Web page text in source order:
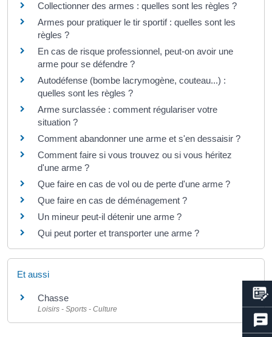
Collectionner des armes : quelles sont les règles ?
Armes pour pratiquer le tir sportif : quelles sont les
règles ?
En cas de risque professionnel, peut-on avoir une
arme pour se défendre ?
Autodéfense (bombe lacrymogène, couteau...) :
quelles sont les règles ?
Arme surclassée : comment régulariser votre
situation ?
Comment abandonner une arme et s'en dessaisir ?
Comment faire si vous trouvez ou si vous héritez
d'une arme ?
Que faire en cas de vol ou de perte d'une arme ?
Que faire en cas de déménagement ?
Un mineur peut-il détenir une arme ?
Qui peut porter et transporter une arme ?
Et aussi
Chasse
Loisirs - Sports - Culture